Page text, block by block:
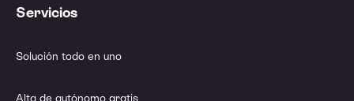
Servicios
Solución todo en uno
Alta de autónomo gratis